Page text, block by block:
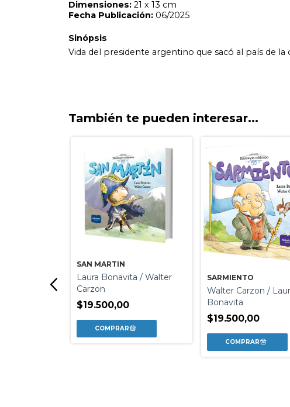
También te pueden interesar...
SAN MARTIN
Laura Bonavita / Walter
Carzon
$19.500,00
SARMIENTO
Walter Carzon /
Bonavita
$19.500,00